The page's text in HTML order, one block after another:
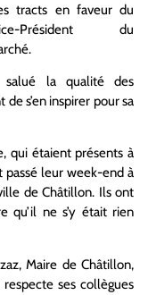
tracts en faveur du
Président du
salué la qualité des
s’en inspirer pour sa
qui étaient présents à
leur week-end à
de Châtillon. Ils ont
qu’il ne s’y était rien
Maire de Châtillon,
ses collègues